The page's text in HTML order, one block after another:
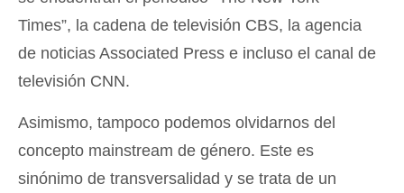
Times”, la cadena de televisión CBS, la agencia
de noticias Associated Press e incluso el canal de
televisión CNN.
Asimismo, tampoco podemos olvidarnos del
concepto mainstream de género. Este es
sinónimo de transversalidad y se trata de un